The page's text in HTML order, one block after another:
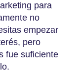
para
no
empezar
pero
fue suficiente